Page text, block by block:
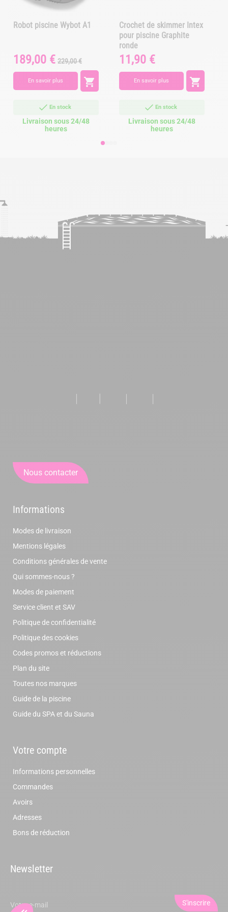
Robot piscine Wybot A1
Prix
189,00 € Prix
base
229,00 €
En savoir plus 
En stock
Livraison sous 24/48
heures
Crochet de skimmer Intex
pour piscine Graphite
ronde
Prix
11,90 €
En savoir plus 
En stock
Livraison sous 24/48
heures
Nous contacter
Informations
Modes de livraison
Mentions légales
Conditions générales de vente
Qui sommes-nous ?
Modes de paiement
Service client et SAV
Politique de confidentialité
Politique des cookies
Codes promos et réductions
Plan du site
Toutes nos marques
Guide de la piscine
Guide du SPA et du Sauna
Votre compte
Informations personnelles
Commandes
Avoirs
Adresses
Bons de réduction
Newsletter